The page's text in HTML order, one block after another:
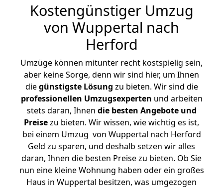
Kostengünstiger Umzug
von Wuppertal nach
Herford
Umzüge können mitunter recht kostspielig sein,
aber keine Sorge, denn wir sind hier, um Ihnen
diegünstigste Lösung zu bieten. Wir sind die
professionellen Umzugsexperten und arbeiten
stets daran, Ihnen die besten Angebote und
Preisezu bieten. Wir wissen, wie wichtig es ist,
bei einem Umzug von Wuppertal nach Herford
Geld zu sparen, und deshalb setzen wir alles
daran, Ihnen die besten Preise zu bieten. Ob Sie
nun eine kleine Wohnung haben oder ein großes
Haus in Wuppertal besitzen, was umgezogen